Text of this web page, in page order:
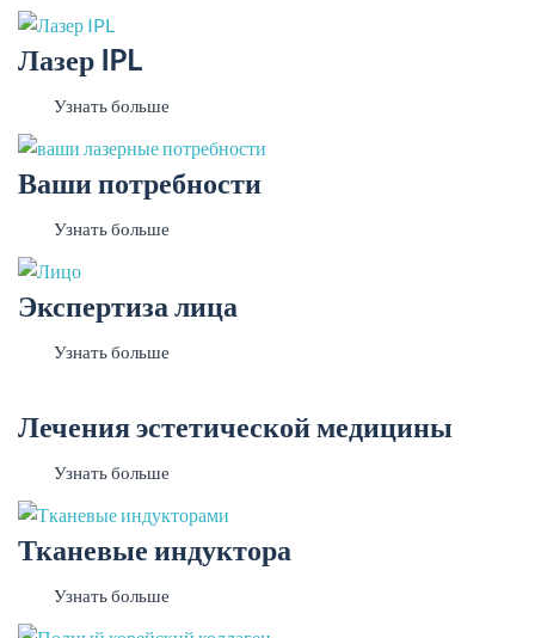
Лазер IPL
Узнать больше
Ваши потребности
Узнать больше
Экспертиза лица
Узнать больше
Лечения эстетической медицины
Узнать больше
Тканевые индуктора
Узнать больше